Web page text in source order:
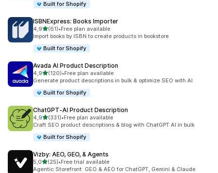
Built for Shopify
ISBNExpress: Books Importer
4,95 yıldız üzerinden
(61)
toplam 61 değerlendirme
•Free plan available
Import books by ISBN to create products in bookstore
Built for Shopify
Avada AI Product Description
4,95 yıldız üzerinden
(120)
toplam 120 değerlendirme
•Free plan available
Generate product descriptions in bulk & optimize SEO with AI
Built for Shopify
ChatGPT‑AI Product Description
4,95 yıldız üzerinden
(331)
toplam 331 değerlendirme
•Free plan available
Craft SEO product descriptions & blog with ChatGPT AI in bulk
Built for Shopify
Vizby: AEO, GEO, & Agents
5,05 yıldız üzerinden
(25)
toplam 25 değerlendirme
•Free trial available
Agentic Storefront: GEO & AEO for ChatGPT, Gemini & Claude